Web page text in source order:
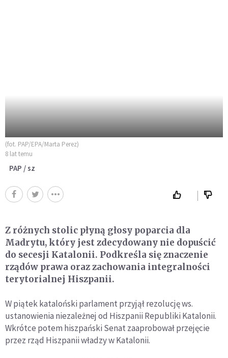
(fot. PAP/EPA/Marta Perez)
8 lat temu
PAP / sz
Z różnych stolic płyną głosy poparcia dla
Madrytu, który jest zdecydowany nie dopuścić
do secesji Katalonii. Podkreśla się znaczenie
rządów prawa oraz zachowania integralności
terytorialnej Hiszpanii.
W piątek kataloński parlament przyjął rezolucję ws.
ustanowienia niezależnej od Hiszpanii Republiki Katalonii.
Wkrótce potem hiszpański Senat zaaprobował przejęcie
przez rząd Hiszpanii władzy w Katalonii.